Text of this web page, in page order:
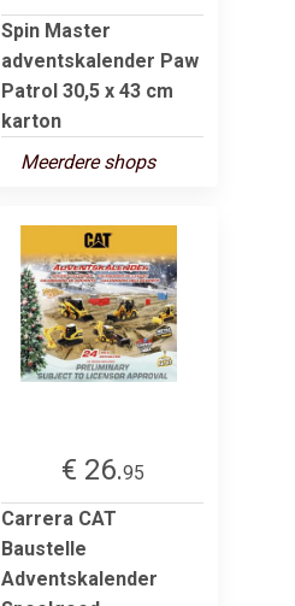
Spin Master
adventskalender Paw
Patrol 30,5 x 43 cm
karton
Meerdere shops
€ 26.95
Carrera CAT
Baustelle
Adventskalender